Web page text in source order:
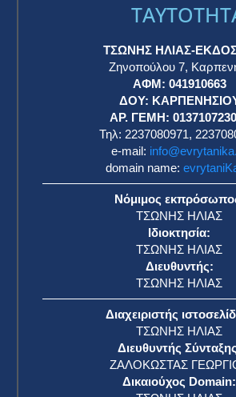
ΤΣΩΝΗΣ ΗΛΙΑΣ-
Ζηνοπούλου 7,
ΑΦΜ: 041910663
ΔΟΥ:
ΑΡ. ΓΕΜΗ:
Τηλ: 2237080971,
e-mail:
domain name:
Νόμιμος
ΤΣΩΝΗΣ ΗΛΙΑΣ
Ιδιοκτησία:
ΤΣΩΝΗΣ ΗΛΙΑΣ
Διευθυντής:
ΤΣΩΝΗΣ ΗΛΙΑΣ
Διαχειριστής
ΤΣΩΝΗΣ ΗΛΙΑΣ
Διευθυντής
ΖΑΛΟΚΩΣΤΑΣ
Δικαιούχος Domain: